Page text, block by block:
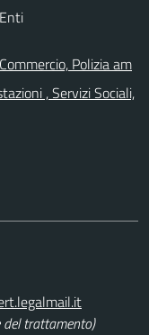
Polizia am
, Servizi Sociali,
del trattamento)